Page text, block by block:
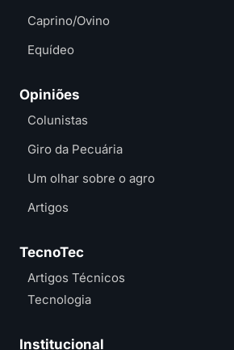
Caprino/Ovino
Equídeo
Opiniões
Colunistas
Giro da Pecuária
Um olhar sobre o agro
Artigos
TecnoTec
Artigos Técnicos
Tecnologia
Institucional